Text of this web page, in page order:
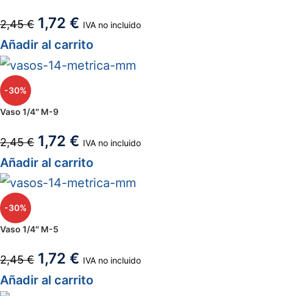
2,45€ 1,72 € IVA no incluido
Añadir al carrito
-30%
Vaso 1/4″ M-9
2,45€ 1,72 € IVA no incluido
Añadir al carrito
-30%
Vaso 1/4″ M-5
2,45€ 1,72 € IVA no incluido
Añadir al carrito